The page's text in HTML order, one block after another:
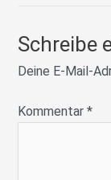
Schreibe
Deine E-Mail-
Kommentar *